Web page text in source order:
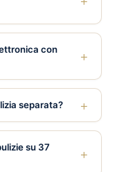
con
separata?
su 37